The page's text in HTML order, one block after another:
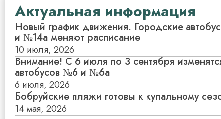
Актуальная информация
Новый график движения. Городские
и №14а меняют расписание
10 июля, 2026
Внимание! С 6 июля по 3 сентября
автобусов №6 и №6а
6 июля, 2026
Бобруйские пляжи готовы к купальному
14 мая, 2026